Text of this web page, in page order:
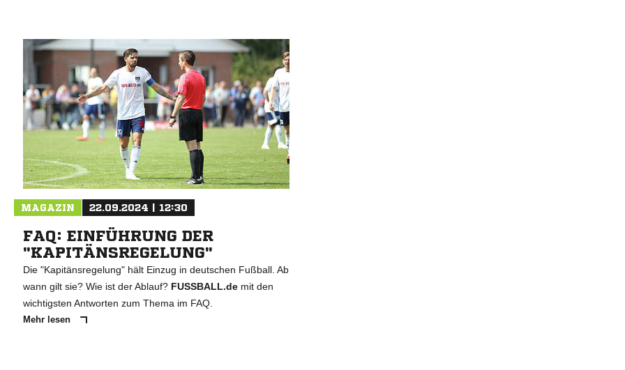
MAGAZIN 22.09.2024 | 12:30
FAQ: EINFÜHRUNG DER
"KAPITÄNSREGELUNG"
Die "Kapitänsregelung" hält Einzug in deutschen Fußball. Ab
wann gilt sie? Wie ist der Ablauf? FUSSBALL.demit den
wichtigsten Antworten zum Thema im FAQ.
Mehr lesen